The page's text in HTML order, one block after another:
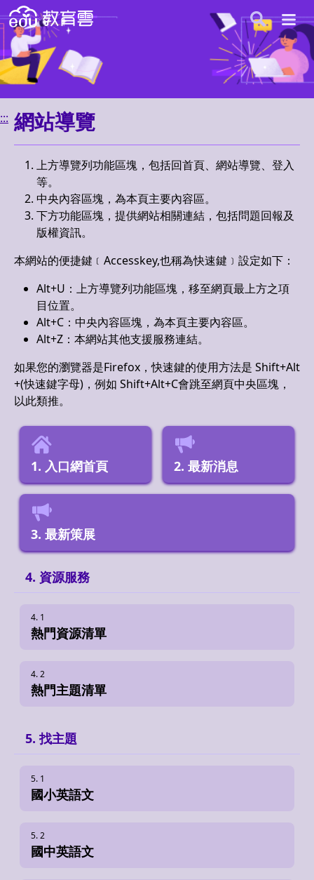
跳至主內容
網站導覽 手機展
::: 網站導覽
上方導覽列功能區塊，包括回首頁、網站導覽、登入
等。
中央內容區塊，為本頁主要內容區。
下方功能區塊，提供網站相關連結，包括問題回報及
版權資訊。
本網站的便捷鍵﹝Accesskey,也稱為快速鍵﹞設定如下：
Alt+U：上方導覽列功能區塊，移至網頁最上方之項
目位置。
Alt+C：中央內容區塊，為本頁主要內容區。
Alt+Z：本網站其他支援服務連結。
如果您的瀏覽器是Firefox，快速鍵的使用方法是 Shift+Alt
+(快速鍵字母)，例如 Shift+Alt+C會跳至網頁中央區塊，
以此類推。
入口網首頁 最新消息
最新策展
資源服務
熱門資源清單
熱門主題清單
找主題
國小英語文
國中英語文